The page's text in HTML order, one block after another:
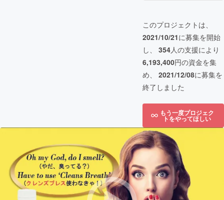
このプロジェクトは、
2021/10/21に募集を開始
し、 354人の支援により
6,193,400円の資金を集
め、 2021/12/08に募集を
終了しました
もう一度プロジェク
トをやってほしい